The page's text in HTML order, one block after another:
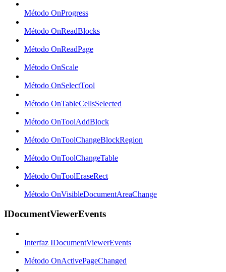
Método OnProgress
Método OnReadBlocks
Método OnReadPage
Método OnScale
Método OnSelectTool
Método OnTableCellsSelected
Método OnToolAddBlock
Método OnToolChangeBlockRegion
Método OnToolChangeTable
Método OnToolEraseRect
Método OnVisibleDocumentAreaChange
IDocumentViewerEvents
Interfaz IDocumentViewerEvents
Método OnActivePageChanged